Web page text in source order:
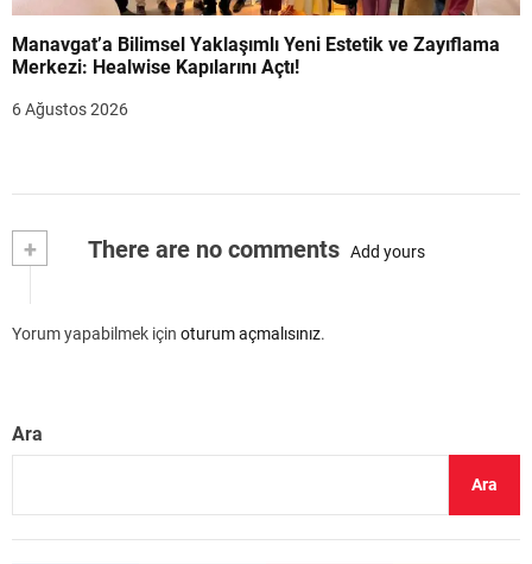
Manavgat’a Bilimsel Yaklaşımlı Yeni Estetik ve Zayıflama
Merkezi: Healwise Kapılarını Açtı!
6 Ağustos 2026
+ There are no comments Add yours
Yorum yapabilmek için oturum açmalısınız.
Ara
Ara